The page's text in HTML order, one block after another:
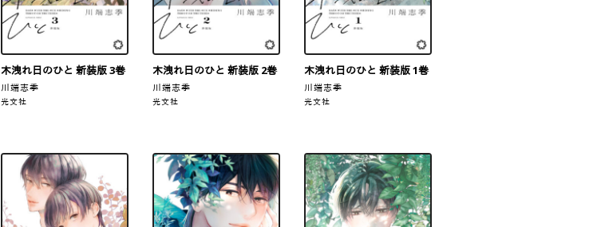
木洩れ日のひと 新装版 3巻
川端志季
光文社
木洩れ日のひと 新装版 2巻
川端志季
光文社
木洩れ日のひと 新装版 1巻
川端志季
光文社